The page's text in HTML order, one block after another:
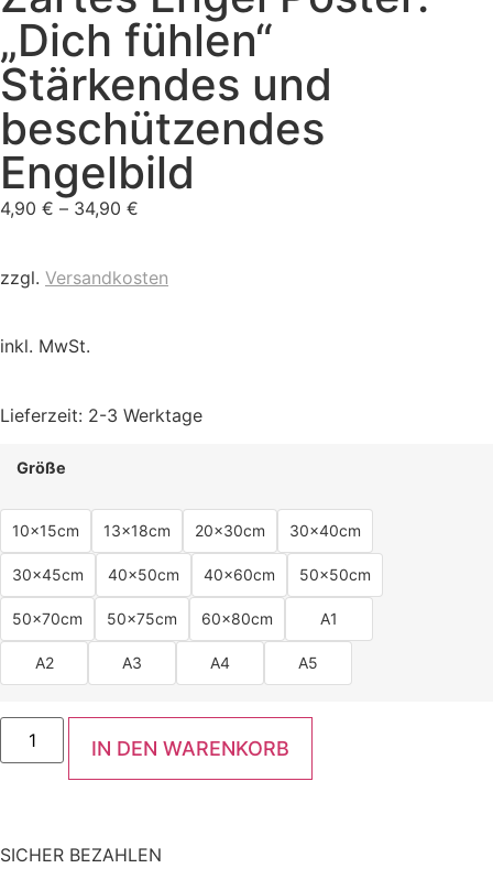
„Dich fühlen“
Stärkendes und
beschützendes
Engelbild
4,90 € – 34,90 €
zzgl. Versandkosten
inkl. MwSt.
Lieferzeit: 2-3 Werktage
Größe
10x15cm 13x18cm 20x30cm 30x40cm
30x45cm 40x50cm 40x60cm 50x50cm
50x70cm 50x75cm 60x80cm A1
A2 A3 A4 A5
IN DEN WARENKORB
SICHER BEZAHLEN